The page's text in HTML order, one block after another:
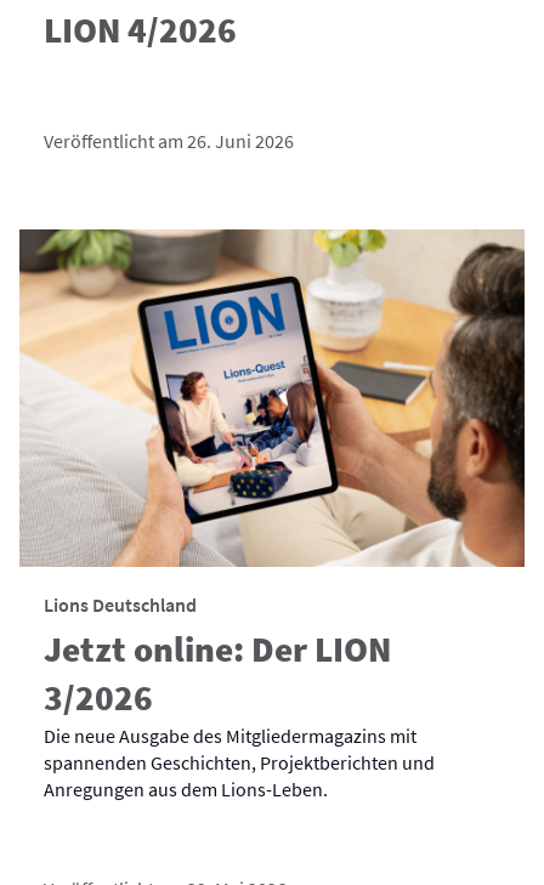
LION 4/2026
Veröffentlicht am 26. Juni 2026
Lions Deutschland
Jetzt online: Der LION
3/2026
Die neue Ausgabe des Mitgliedermagazins mit
spannenden Geschichten, Projektberichten und
Anregungen aus dem Lions-Leben.